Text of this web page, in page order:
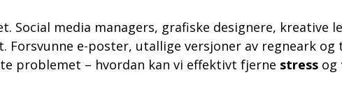
Social media managers, grafiske designere,
Forsvunne e-poster, utallige versjoner av regneark
problemet – hvordan kan vi effektivt fjerne stress og